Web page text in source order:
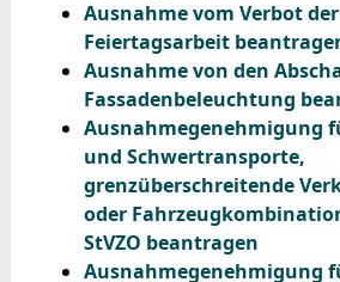
Ausnahme vom Verbot
Feiertagsarbeit
Ausnahme von den
Fassadenbeleuchtung
Ausnahmegenehmigung
und Schwertransporte,
grenzüberschreitende
oder
StVZO beantragen
Ausnahmegenehmigung